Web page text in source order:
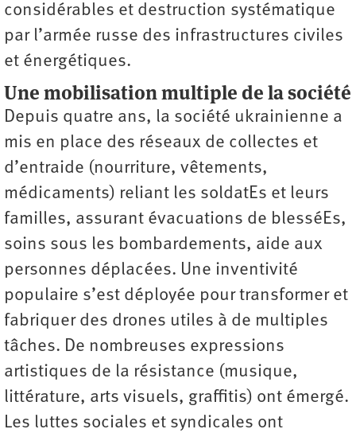
considérables et destruction systématique
par l’armée russe des infrastructures civiles
et énergétiques.
Une mobilisation multiple de la société
Depuis quatre ans, la société ukrainienne a
mis en place des réseaux de collectes et
d’entraide (nourriture, vêtements,
médicaments) reliant les soldatEs et leurs
familles, assurant évacuations de blesséEs,
soins sous les bombardements, aide aux
personnes déplacées. Une inventivité
populaire s’est déployée pour transformer et
fabriquer des drones utiles à de multiples
tâches. De nombreuses expressions
artistiques de la résistance (musique,
littérature, arts visuels, graffitis) ont émergé.
Les luttes sociales et syndicales ont